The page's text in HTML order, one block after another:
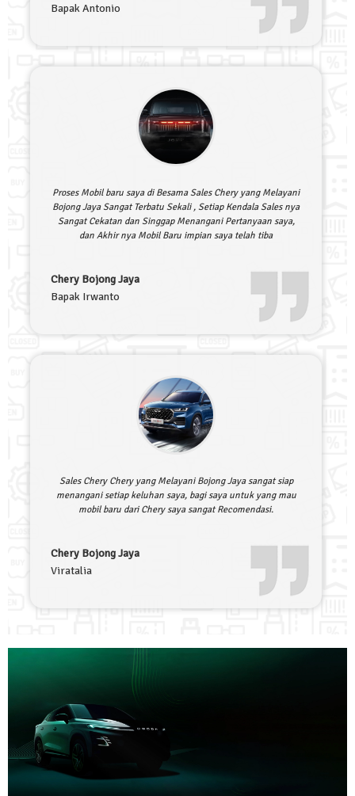
Bapak Antonio
Proses Mobil baru saya di Besama Sales Chery yang Melayani
Bojong Jaya Sangat Terbatu Sekali , Setiap Kendala Sales nya
Sangat Cekatan dan Singgap Menangani Pertanyaan saya,
dan Akhir nya Mobil Baru impian saya telah tiba
Chery Bojong Jaya
Bapak Irwanto
Sales Chery Chery yang Melayani Bojong Jaya sangat siap
menangani setiap keluhan saya, bagi saya untuk yang mau
mobil baru dari Chery saya sangat Recomendasi.
Chery Bojong Jaya
Viratalia